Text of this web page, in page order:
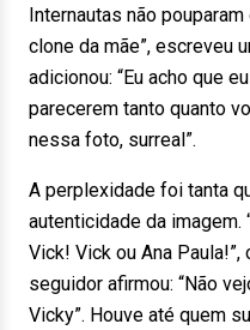
Internautas não
clone da mãe”, escreveu
adicionou: “Eu acho que
parecerem tanto quanto
nessa foto, surreal”.
A perplexidade foi tanta
autenticidade da imagem.
Vick! Vick ou Ana
seguidor afirmou: “Não
Vicky”. Houve até quem